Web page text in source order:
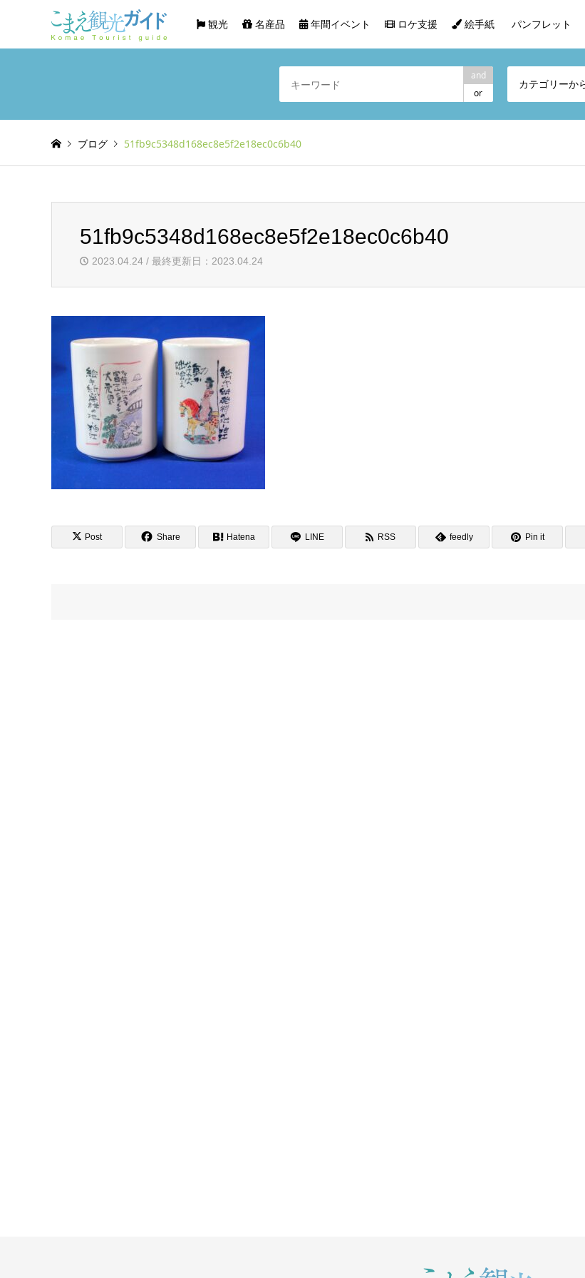
観光 名産品 年間イベント ロケ支援 絵手紙 パンフレット
and
or
カテゴリーか
ブログ 51fb9c5348d168ec8e5f2e18ec0c6b40
51fb9c5348d168ec8e5f2e18ec0c6b40
2023.04.24 / 最終更新日：2023.04.24
Post Share Hatena LINE RSS feedly Pin it